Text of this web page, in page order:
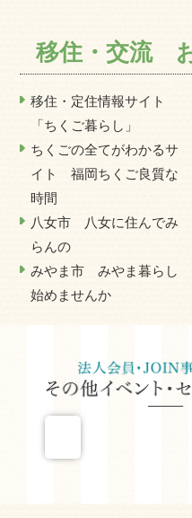
移住・交流
移住・定住情報サイト
「ちくご暮らし」
ちくごの全てがわかるサ
イト 福岡ちくご良質な
時間
八女市 八女に住んでみ
らんの
みやま市 みやま暮らし
始めませんか